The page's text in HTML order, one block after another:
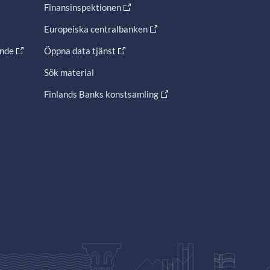
Finansinspektionen
Europeiska centralbanken
Öppna data tjänst
Sök material
Finlands Banks konstsamling